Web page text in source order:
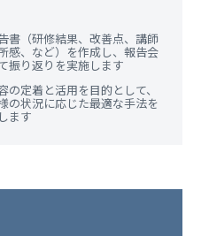
書（研修結果、改善点、講師
感、など）を作成し、報告会
振り返りを実施します
の定着と活用を目的として、
の状況に応じた最適な手法を
ます